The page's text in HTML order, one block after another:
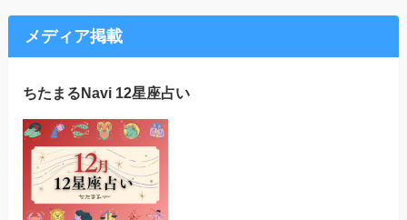
メディア掲載
ちたまるNavi 12星座占い